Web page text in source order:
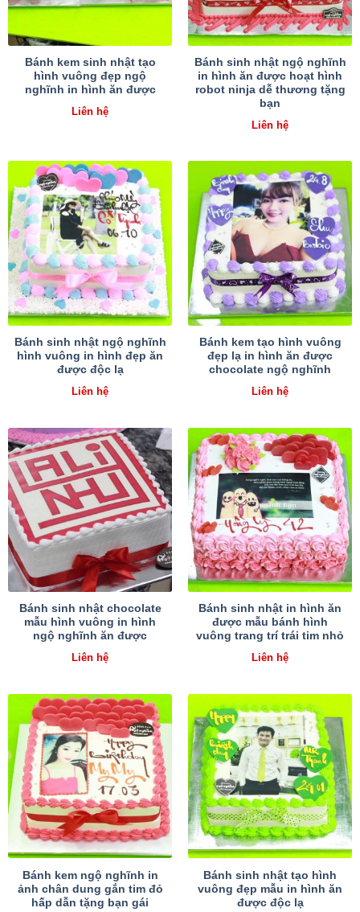
Bánh kem sinh nhật tạo
hình vuông đẹp ngộ
nghĩnh in hình ăn được
Liên hệ
Bánh sinh nhật ngộ nghĩnh
in hình ăn được hoạt hình
robot ninja dễ thương tặng
bạn
Liên hệ
Bánh sinh nhật ngộ nghĩnh
hình vuông in hình đẹp ăn
được độc lạ
Liên hệ
Bánh kem tạo hình vuông
đẹp lạ in hình ăn được
chocolate ngộ nghĩnh
Liên hệ
Bánh sinh nhật chocolate
mẫu hình vuông in hình
ngộ nghĩnh ăn được
Liên hệ
Bánh sinh nhật in hình ăn
được mẫu bánh hình
vuông trang trí trái tim nhỏ
Liên hệ
Bánh kem ngộ nghĩnh in
ảnh chân dung gắn tim đỏ
hấp dẫn tặng bạn gái
Bánh sinh nhật tạo hình
vuông đẹp mẫu in hình ăn
được độc lạ